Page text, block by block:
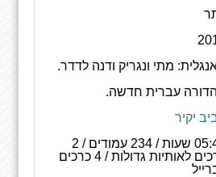
מתי ונגריק ודנה לדדר.
עברית חדשה.
יקיר
05:44 שעות / 234 עמודים / 2
כרכים לאותיות גדולות / 4 כרכים